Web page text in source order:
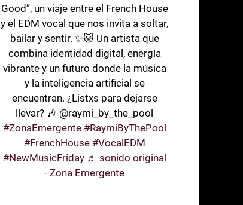
Good”, un viaje entre el French House
y el EDM vocal que nos invita a soltar,
bailar y sentir. ✨🐱 Un artista que
combina identidad digital, energía
vibrante y un futuro donde la música
y la inteligencia artificial se
encuentran. ¿Listxs para dejarse
llevar? 🎶 @raymi_by_the_pool
#ZonaEmergente #RaymiByThePool
#FrenchHouse #VocalEDM
#NewMusicFriday ♬ sonido original
- Zona Emergente